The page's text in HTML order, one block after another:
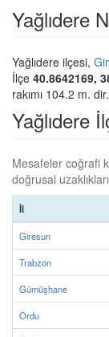
Yağlıdere
Yağlıdere ilçesi,
İlçe 40.8642169,
rakımı 104.2 m. dir.
Yağlıdere
Mesafeler coğrafi
doğrusal
İl
Giresun
Trabzon
Gümüşhane
Ordu